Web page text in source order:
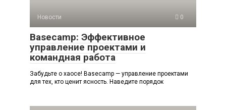
Новости 0
Basecamp: Эффективное
управление проектами и
командная работа
Забудьте о хаосе! Basecamp — управление проектами
для тех, кто ценит ясность. Наведите порядок